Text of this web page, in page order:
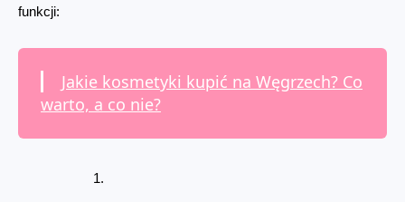
funkcji:
Jakie kosmetyki kupić na Węgrzech? Co
warto, a co nie?